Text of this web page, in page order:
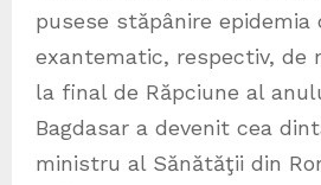
pusese stăpânire epidemia
exantematic, respectiv, de
la final de Răpciune al
Bagdasar a devenit cea
ministru al Sănătăţii din